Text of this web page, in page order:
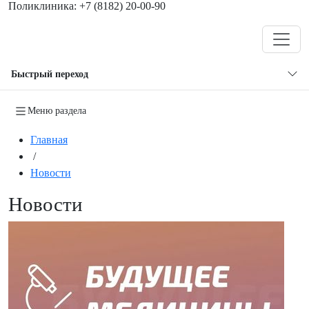
Поликлиника: +7 (8182) 20-00-90
Быстрый переход
Меню раздела
Главная
/
Новости
Новости